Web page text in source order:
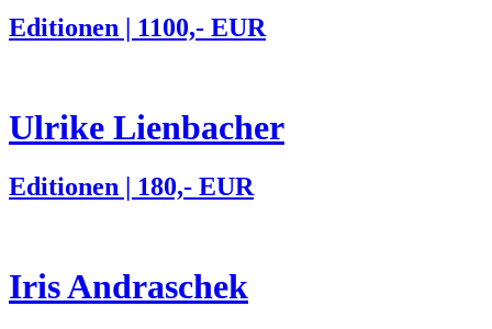
Editionen | 1100,- EUR
Ulrike Lienbacher
Editionen | 180,- EUR
Iris Andraschek